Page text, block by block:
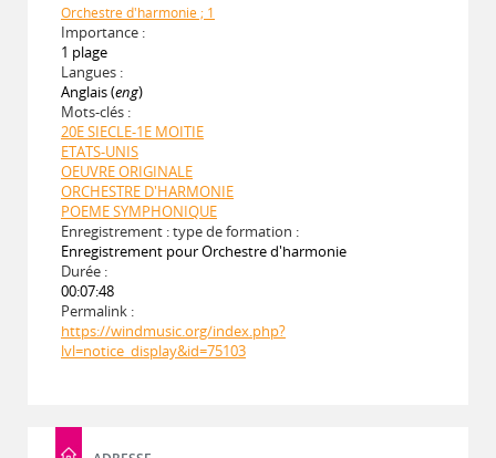
Orchestre d'harmonie ; 1
Importance :
1 plage
Langues :
Anglais (eng)
Mots-clés :
20E SIECLE-1E MOITIE
ETATS-UNIS
OEUVRE ORIGINALE
ORCHESTRE D'HARMONIE
POEME SYMPHONIQUE
Enregistrement : type de formation :
Enregistrement pour Orchestre d'harmonie
Durée :
00:07:48
Permalink :
https://windmusic.org/index.php?
lvl=notice_display&id=75103